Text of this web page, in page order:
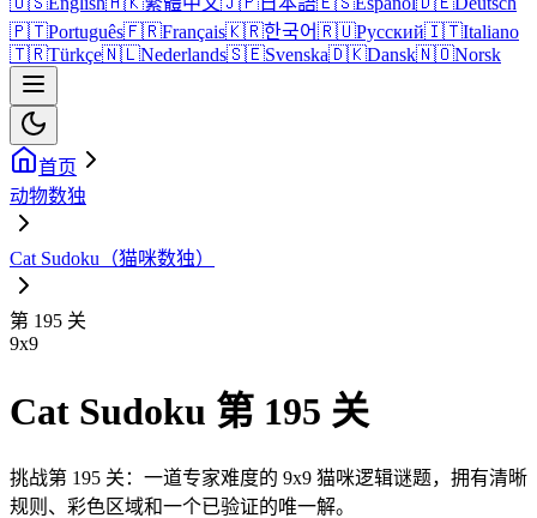
🇵🇹Português🇫🇷Français🇰🇷한국어🇷🇺Русский🇮🇹Italiano
🇹🇷Türkçe🇳🇱Nederlands🇸🇪Svenska🇩🇰Dansk🇳🇴Norsk
首页
动物数独
Cat Sudoku（猫咪数独）
第 195 关
9x9
Cat Sudoku 第 195 关
挑战第 195 关：一道专家难度的 9x9 猫咪逻辑谜题，拥有清晰
规则、彩色区域和一个已验证的唯一解。